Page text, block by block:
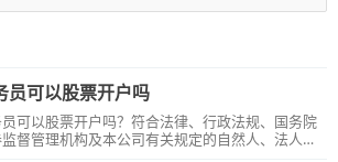
员可以股票开户吗
可以股票开户吗？符合法律、行政法规、国务院
督管理机构及本公司有关规定的自然人、法人、